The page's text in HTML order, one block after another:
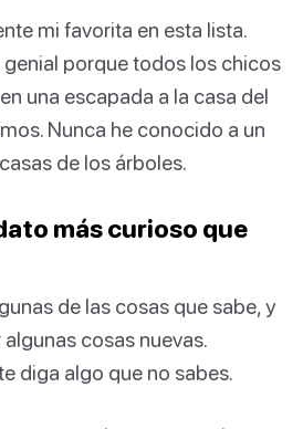
mi favorita en esta lista.
genial porque todos los chicos
una escapada a la casa del
Nunca he conocido a un
de los árboles.
más curioso que
de las cosas que sabe, y
cosas nuevas.
diga algo que no sabes.